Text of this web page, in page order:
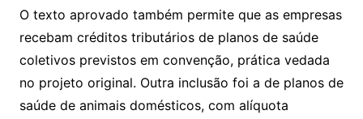
O texto aprovado também permite que as empresas
recebam créditos tributários de planos de saúde
coletivos previstos em convenção, prática vedada
no projeto original. Outra inclusão foi a de planos de
saúde de animais domésticos, com alíquota